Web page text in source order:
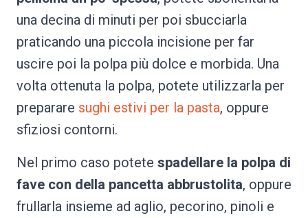
una decina di minuti per poi sbucciarla
praticando una piccola incisione per far
uscire poi la polpa più dolce e morbida. Una
volta ottenuta la polpa, potete utilizzarla per
preparare sughi estivi per la pasta, oppure
sfiziosi contorni.
Nel primo caso potete spadellare la polpa di
fave con della pancetta abbrustolita, oppure
frullarla insieme ad aglio, pecorino, pinoli e